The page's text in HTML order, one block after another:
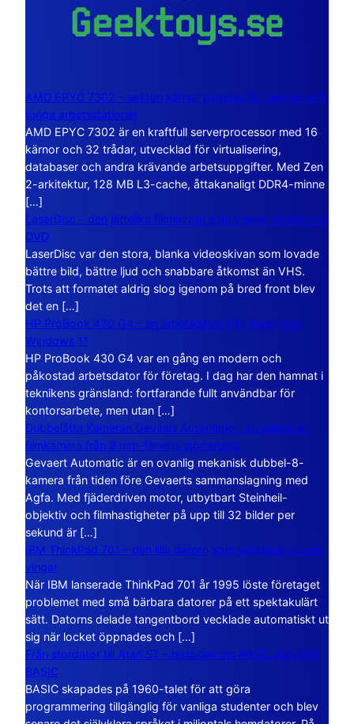
AMD EPYC 7302 – sexton kärnor byggda för servrar och
tunga arbetsstationer
AMD EPYC 7302 är en kraftfull serverprocessor med 16
kärnor och 32 trådar, utvecklad för virtualisering,
databaser och andra krävande arbetsuppgifter. Med Zen
2-arkitektur, 128 MB L3-cache, åttakanaligt DDR4-minne
[…]
LaserDisc – den jättelika filmskivan som visade vägen mot
DVD
LaserDisc var den stora, blanka videoskivan som lovade
bättre bild, bättre ljud och snabbare åtkomst än VHS.
Trots att formatet aldrig slog igenom på bred front blev
det en […]
HP ProBook 430 G4 – en arbetsdator från tiden före
Windows 11
HP ProBook 430 G4 var en gång en modern och
påkostad arbetsdator för företag. I dag har den hamnat i
teknikens gränsland: fortfarande fullt användbar för
kontorsarbete, men utan […]
Dubbelåtta Kameran Gevaert Automatic – en mekanisk
filmkamera från 8 mm-filmens storhetstid
Gevaert Automatic är en ovanlig mekanisk dubbel-8-
kamera från tiden före Gevaerts sammanslagning med
Agfa. Med fjäderdriven motor, utbytbart Steinheil-
objektiv och filmhastigheter på upp till 32 bilder per
sekund är […]
IBM ThinkPad 701 – den lilla datorn som vecklade ut sina
vingar
När IBM lanserade ThinkPad 701 år 1995 löste företaget
problemet med små bärbara datorer på ett spektakulärt
sätt. Datorns delade tangentbord vecklade automatiskt ut
sig när locket öppnades och […]
Från stordator till Atari ST – historien om BASIC och GFA
BASIC
BASIC skapades på 1960-talet för att göra
programmering tillgänglig för vanliga studenter och blev